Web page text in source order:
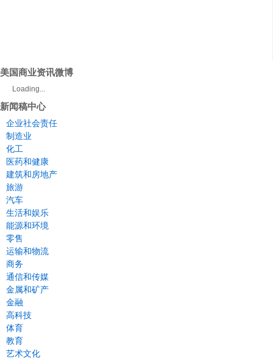
美国商业资讯微博
Loading...
新闻稿中心
企业社会责任
制造业
化工
医药和健康
建筑和房地产
旅游
汽车
生活和娱乐
能源和环境
零售
运输和物流
商务
通信和传媒
金属和矿产
金融
高科技
体育
教育
艺术文化